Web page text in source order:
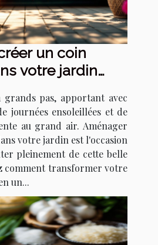
un coin
votre jardin
pas, apportant avec
journées ensoleillées et de
au grand air. Aménager
votre jardin est l'occasion
pleinement de cette belle
comment transformer votre
un...